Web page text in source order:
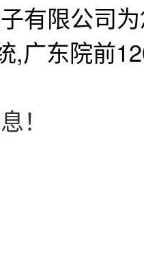
有限公司
,广东院前
！